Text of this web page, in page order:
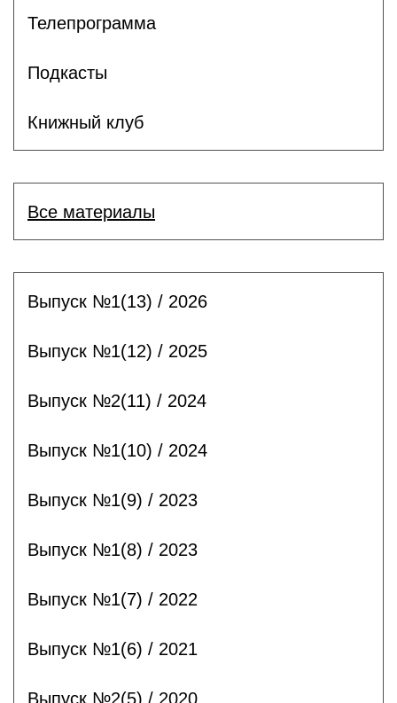
Телепрограмма
Подкасты
Книжный клуб
Все материалы
Выпуск №1(13) / 2026
Выпуск №1(12) / 2025
Выпуск №2(11) / 2024
Выпуск №1(10) / 2024
Выпуск №1(9) / 2023
Выпуск №1(8) / 2023
Выпуск №1(7) / 2022
Выпуск №1(6) / 2021
Выпуск №2(5) / 2020